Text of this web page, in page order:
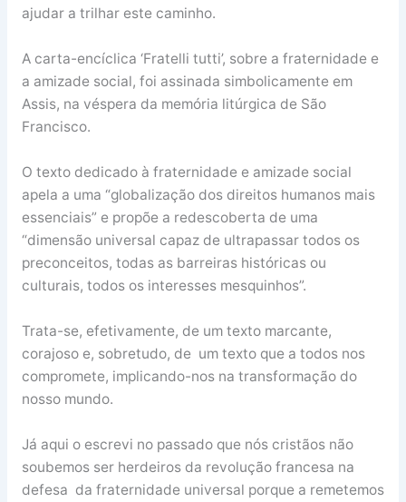
ajudar a trilhar este caminho.
A carta-encíclica ‘Fratelli tutti’, sobre a fraternidade e
a amizade social, foi assinada simbolicamente em
Assis, na véspera da memória litúrgica de São
Francisco.
O texto dedicado à fraternidade e amizade social
apela a uma “globalização dos direitos humanos mais
essenciais” e propõe a redescoberta de uma
“dimensão universal capaz de ultrapassar todos os
preconceitos, todas as barreiras históricas ou
culturais, todos os interesses mesquinhos”.
Trata-se, efetivamente, de um texto marcante,
corajoso e, sobretudo, de um texto que a todos nos
compromete, implicando-nos na transformação do
nosso mundo.
Já aqui o escrevi no passado que nós cristãos não
soubemos ser herdeiros da revolução francesa na
defesa da fraternidade universal porque a remetemos